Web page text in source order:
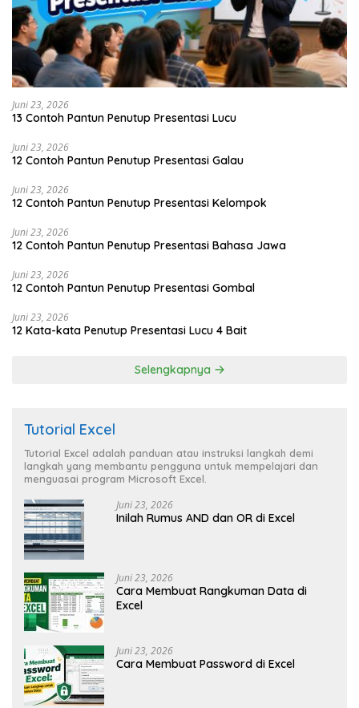
Juni 23, 2026
13 Contoh Pantun Penutup Presentasi Lucu
Juni 23, 2026
12 Contoh Pantun Penutup Presentasi Galau
Juni 23, 2026
12 Contoh Pantun Penutup Presentasi Kelompok
Juni 23, 2026
12 Contoh Pantun Penutup Presentasi Bahasa Jawa
Juni 23, 2026
12 Contoh Pantun Penutup Presentasi Gombal
Juni 23, 2026
12 Kata-kata Penutup Presentasi Lucu 4 Bait
Selengkapnya
Tutorial Excel
Tutorial Excel adalah panduan atau instruksi langkah demi
langkah yang membantu pengguna untuk mempelajari dan
menguasai program Microsoft Excel.
Juni 23, 2026
Inilah Rumus AND dan OR di Excel
Juni 23, 2026
Cara Membuat Rangkuman Data di
Excel
Juni 23, 2026
Cara Membuat Password di Excel